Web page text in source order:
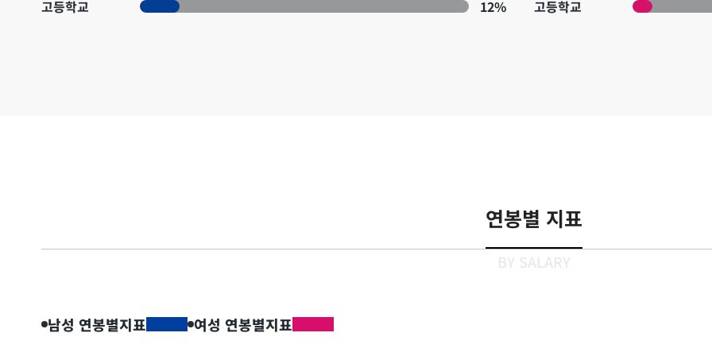
고등학교 12% 고등학교
연봉별 지표
남성 연봉별지표 여성 연봉별지표